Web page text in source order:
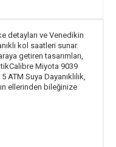
detayları ve Venedikin
kol saatleri sunar.
getiren tasarımları,
Miyota 9039
Suya Dayanıklılık,
ellerinden bileğinize